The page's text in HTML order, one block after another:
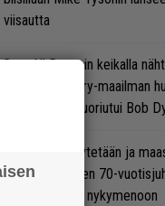
viisautta
Guns N’ Rosesin keikalla
suoraan country-maailman
kokoonpano suoriutui Bob
Työläisiä kyykytetään ja
Tumppi Varosen 70-
tiukasti kantaa nykymenoon